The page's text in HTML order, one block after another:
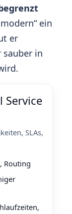
ein
er
sauber in
Service
SLAs,
Routing